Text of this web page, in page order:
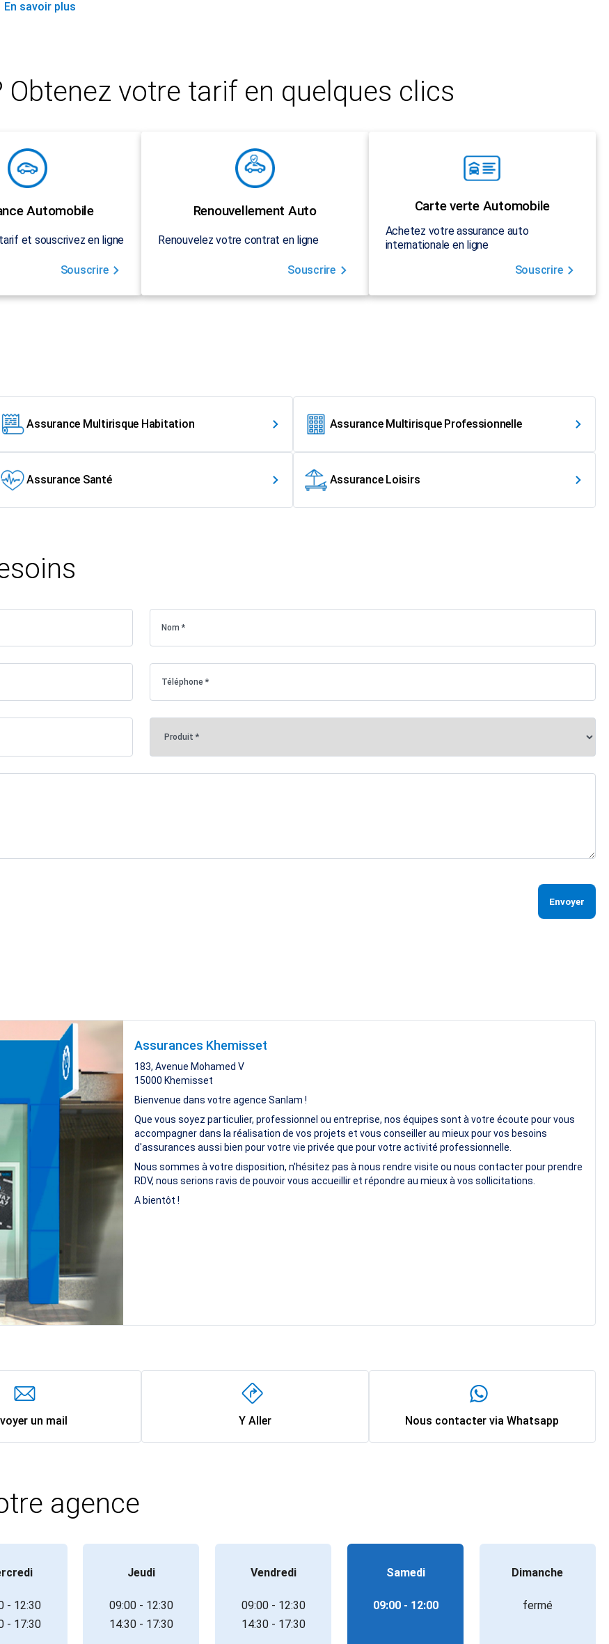
En savoir plus
votre tarif en quelques clics
Automobile
et souscrivez en ligne
Souscrire
Renouvellement Auto
Renouvelez votre contrat en ligne
Souscrire
Carte verte Automobile
Achetez votre assurance auto
internationale en ligne
Souscrire
Assurance Multirisque Habitation Assurance Multirisque Professionnelle
Assurance Santé Assurance Loisirs
Envoyer
Assurances Khemisset
183, Avenue Mohamed V
15000 Khemisset
Bienvenue dans votre agence Sanlam !
Que vous soyez particulier, professionnel ou entreprise, nos équipes sont à votre écoute pour vous
accompagner dans la réalisation de vos projets et vous conseiller au mieux pour vos besoins
d'assurances aussi bien pour votre vie privée que pour votre activité professionnelle.
Nous sommes à votre disposition, n'hésitez pas à nous rendre visite ou nous contacter pour prendre
RDV, nous serions ravis de pouvoir vous accueillir et répondre au mieux à vos sollicitations.
A bientôt !
un mail Y Aller Nous contacter via Whatsapp
agence
- 12:30
- 17:30
Jeudi
09:00 - 12:30
14:30 - 17:30
Vendredi
09:00 - 12:30
14:30 - 17:30
Samedi
09:00 - 12:00
Dimanche
fermé